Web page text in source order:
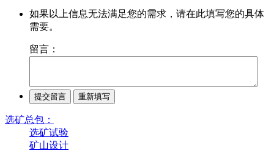
如果以上信息无法满足您的需求，请在此填写您的具体
需要。
留言：
选矿总包：
选矿试验
矿山设计